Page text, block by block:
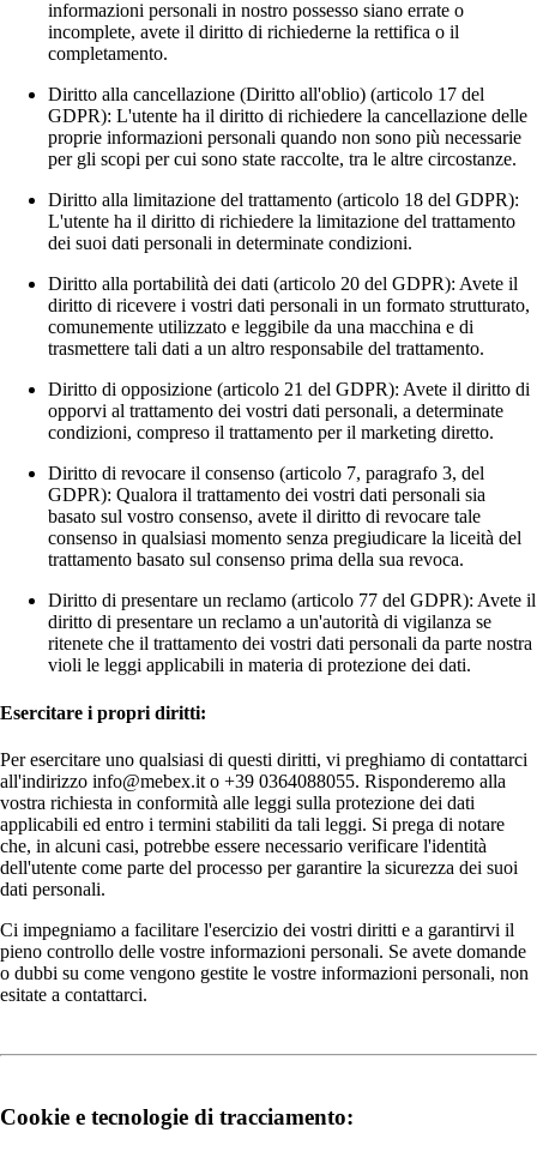
informazioni personali in nostro possesso siano errate o
incomplete, avete il diritto di richiederne la rettifica o il
completamento.
Diritto alla cancellazione (Diritto all'oblio) (articolo 17 del
GDPR): L'utente ha il diritto di richiedere la cancellazione delle
proprie informazioni personali quando non sono più necessarie
per gli scopi per cui sono state raccolte, tra le altre circostanze.
Diritto alla limitazione del trattamento (articolo 18 del GDPR):
L'utente ha il diritto di richiedere la limitazione del trattamento
dei suoi dati personali in determinate condizioni.
Diritto alla portabilità dei dati (articolo 20 del GDPR): Avete il
diritto di ricevere i vostri dati personali in un formato strutturato,
comunemente utilizzato e leggibile da una macchina e di
trasmettere tali dati a un altro responsabile del trattamento.
Diritto di opposizione (articolo 21 del GDPR): Avete il diritto di
opporvi al trattamento dei vostri dati personali, a determinate
condizioni, compreso il trattamento per il marketing diretto.
Diritto di revocare il consenso (articolo 7, paragrafo 3, del
GDPR): Qualora il trattamento dei vostri dati personali sia
basato sul vostro consenso, avete il diritto di revocare tale
consenso in qualsiasi momento senza pregiudicare la liceità del
trattamento basato sul consenso prima della sua revoca.
Diritto di presentare un reclamo (articolo 77 del GDPR): Avete il
diritto di presentare un reclamo a un'autorità di vigilanza se
ritenete che il trattamento dei vostri dati personali da parte nostra
violi le leggi applicabili in materia di protezione dei dati.
Esercitare i propri diritti:
Per esercitare uno qualsiasi di questi diritti, vi preghiamo di contattarci
all'indirizzo info@mebex.it o +39 0364088055. Risponderemo alla
vostra richiesta in conformità alle leggi sulla protezione dei dati
applicabili ed entro i termini stabiliti da tali leggi. Si prega di notare
che, in alcuni casi, potrebbe essere necessario verificare l'identità
dell'utente come parte del processo per garantire la sicurezza dei suoi
dati personali.
Ci impegniamo a facilitare l'esercizio dei vostri diritti e a garantirvi il
pieno controllo delle vostre informazioni personali. Se avete domande
o dubbi su come vengono gestite le vostre informazioni personali, non
esitate a contattarci.
Cookie e tecnologie di tracciamento: